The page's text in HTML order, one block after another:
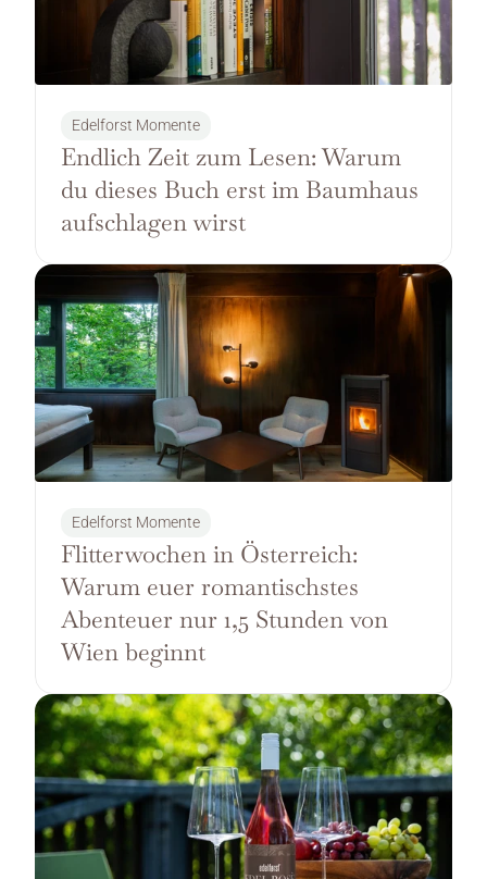
Edelforst Momente
Endlich Zeit zum Lesen: Warum
du dieses Buch erst im Baumhaus
aufschlagen wirst
Edelforst Momente
Flitterwochen in Österreich:
Warum euer romantischstes
Abenteuer nur 1,5 Stunden von
Wien beginnt